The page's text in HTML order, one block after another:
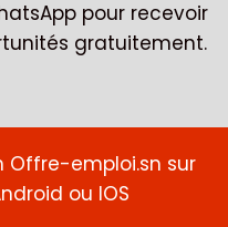
pour recevoir
gratuitement.
Offre-emploi.sn sur
ou IOS